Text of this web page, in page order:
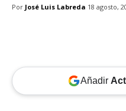
Por José Luis Labreda 18 agosto,
Añadir